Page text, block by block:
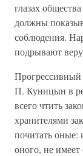
глазах
должны
соблюдения.
подрывают
П. Куницын в
всего чтить
хранителями
почитать оные:
оного, не имеет